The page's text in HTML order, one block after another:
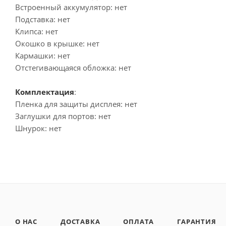
Встроенный аккумулятор: нет
Подставка: нет
Клипса: нет
Окошко в крышке: нет
Кармашки: нет
Отстегивающаяся обложка: нет
Комплектация:
Пленка для защиты дисплея: нет
Заглушки для портов: нет
Шнурок: нет
О НАС ДОСТАВКА ОПЛАТА ГАРАНТИЯ